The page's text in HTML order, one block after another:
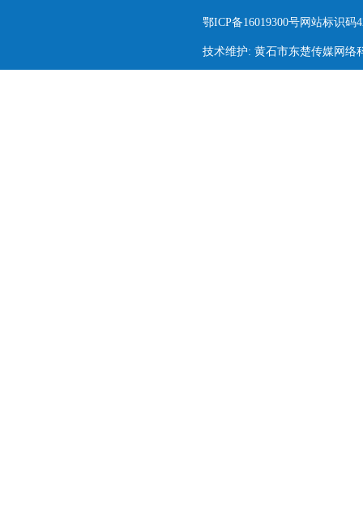
鄂ICP备16019300号网站标识码
技术维护: 黄石市东楚传媒网络